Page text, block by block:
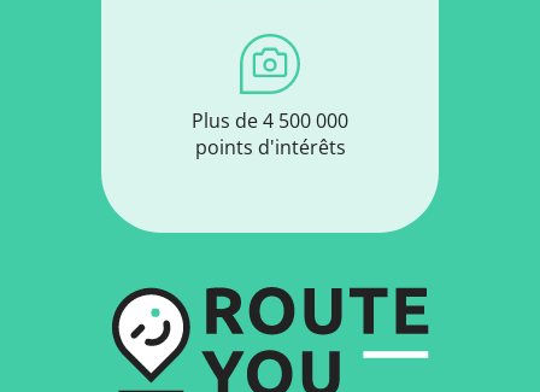
Plus de 4 500 000
points d'intérêts